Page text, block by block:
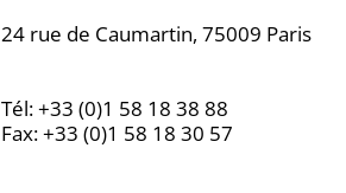
24 rue de Caumartin, 75009 Paris
Tél: +33 (0)1 58 18 38 88
Fax: +33 (0)1 58 18 30 57